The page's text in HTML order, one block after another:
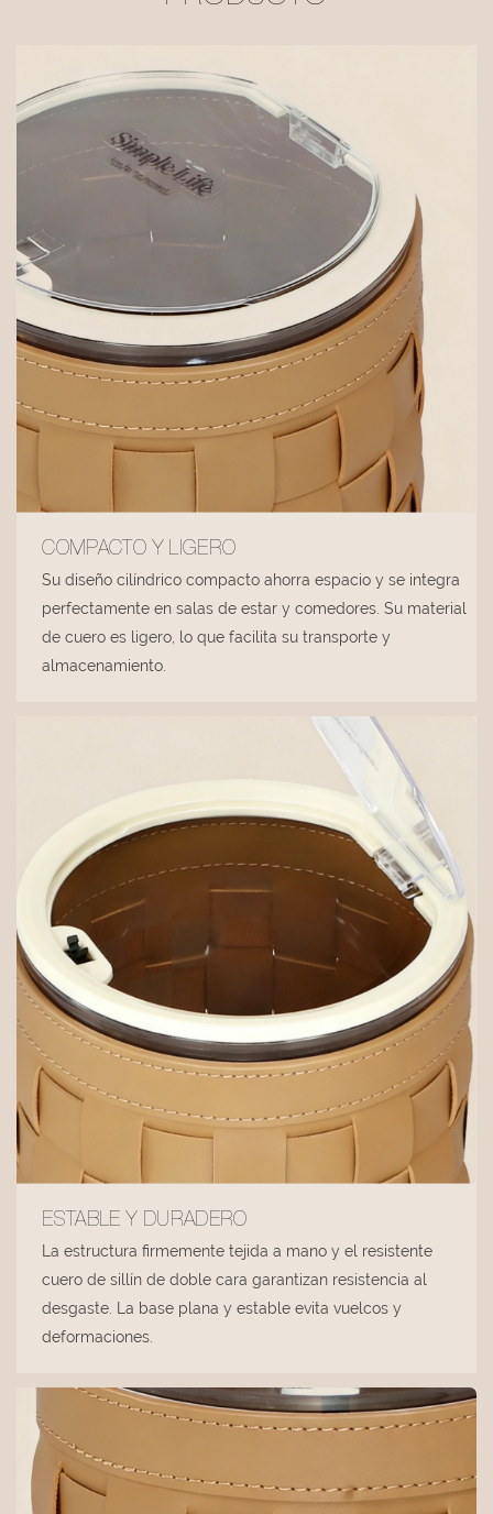
COMPACTO Y LIGERO
Su diseño cilíndrico compacto ahorra espacio y se integra
perfectamente en salas de estar y comedores. Su material
de cuero es ligero, lo que facilita su transporte y
almacenamiento.
ESTABLE Y DURADERO
La estructura firmemente tejida a mano y el resistente
cuero de sillín de doble cara garantizan resistencia al
desgaste. La base plana y estable evita vuelcos y
deformaciones.